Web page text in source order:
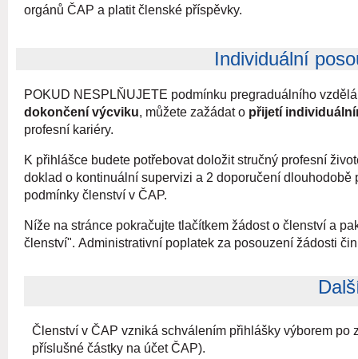
orgánů ČAP a platit členské příspěvky.
Individuální
POKUD NESPLŇUJETE podmínku pregraduálního
dokončení výcviku, můžete zažádat o přijetí
profesní kariéry.
K přihlášce budete potřebovat doložit stručný profesní
doklad o kontinuální supervizi a 2 doporučení
podmínky členství v ČAP.
Níže na stránce pokračujte tlačítkem žádost o členství a
členství". Administrativní poplatek za posouzení žádosti
Členství v ČAP vzniká schválením přihlášky výborem
příslušné částky na účet ČAP).